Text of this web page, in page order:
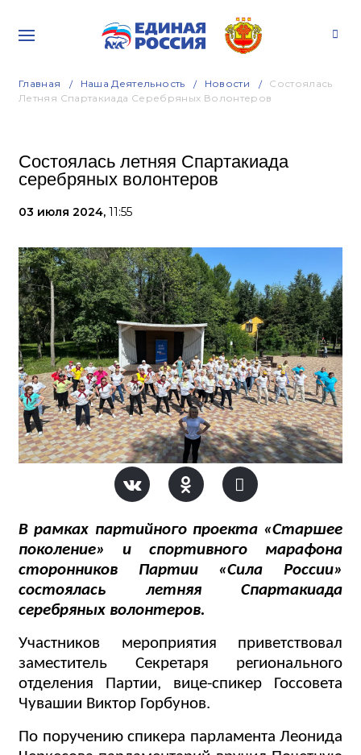
Главная Наша Деятельность Новости
Состоялась
Летняя Спартакиада Серебряных Волонтеров
Состоялась летняя Спартакиада
серебряных волонтеров
03 июля 2024, 11:55
В рамках партийного проекта «Старшее
поколение» и спортивного марафона
сторонников Партии «Сила России»
состоялась летняя Спартакиада
серебряных волонтеров.
Участников мероприятия приветствовал
заместитель Секретаря регионального
отделения Партии, вице-спикер Госсовета
Чувашии Виктор Горбунов.
По поручению спикера парламента Леонида